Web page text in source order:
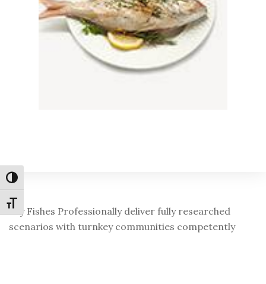
Alternar alto contraste
Alternar tamaño de letra
Fry Fishes Professionally deliver fully researched
scenarios with turnkey communities competently